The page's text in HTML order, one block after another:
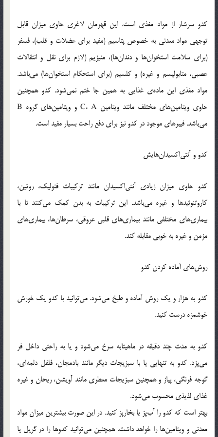
کدو سرشار از مواد مغذی است. این قهرمان لاغری حاوی میزان قابل
توجهی مواد معدنی به خصوص پتاسیم (مفید برای عضلات و قلب)، فسفر
(برای سلامت استخوان‌ها و دندان‌ها)، منیزیم (لازم برای نقل و انتقالات
عصبی، متابولیسم و غیره) و کلسیم (برای استحکام استخوان‌ها) می‌باشد.
مواد مغذی این ماده‌ی غذایی به همین جا ختم نمی‌شود. کدو همچنین
حاوی ویتامین‌های مختلف مانند ویتامین C، A و ویتامین‌های گروه B
می‌باشد. فیبرهای موجود در کدو نیز برای دفع راحت بسیار مفید است.
کدو و آنتی‌اکسیدان‌هایش
کدو حاوی میزان زیادی آنتی‌اکسیدان مانند ترکیبات فنولیک، روتین،
کاروتنوئیدها و غیره می‌باشد. این ترکیبات به بدن کمک می‌کنند تا با
بیماری‌های مختلفی مانند بیماری‌های قلبی عروقی، سرطان‌ها، بیماری‌های
مزمن و غیره به خوبی مقابله کند.
روش‌های آماده کردن کدو
کدو به هزار و یک روش آماده و طبخ می‌شود. می‌توانید با کدو یک خورش
خوشمزه درست کنید.
کدو به مدت چند دقیقه در ماهیتابه سرخ می‌شود و یا به راحتی داخل فر
می‌پزد. کدو به تنهایی یا با سبزیجات دیگر مانند بادمجان، فلفل دلمه‌ای،
گوجه فرنگی، پیاز و همچنین سبزیجات معطری مانند آویشن، ریحان و غیره
غذای لذیذی محسوب می‌شود.
بهتر است که کدو را آب‌پز یا بخارپز کنید. در این صورت بیشترین میزان مواد
معدنی و ویتامین‌ها را خواهد داشت. همچنین می‌توانید کدوها را در گریل یا